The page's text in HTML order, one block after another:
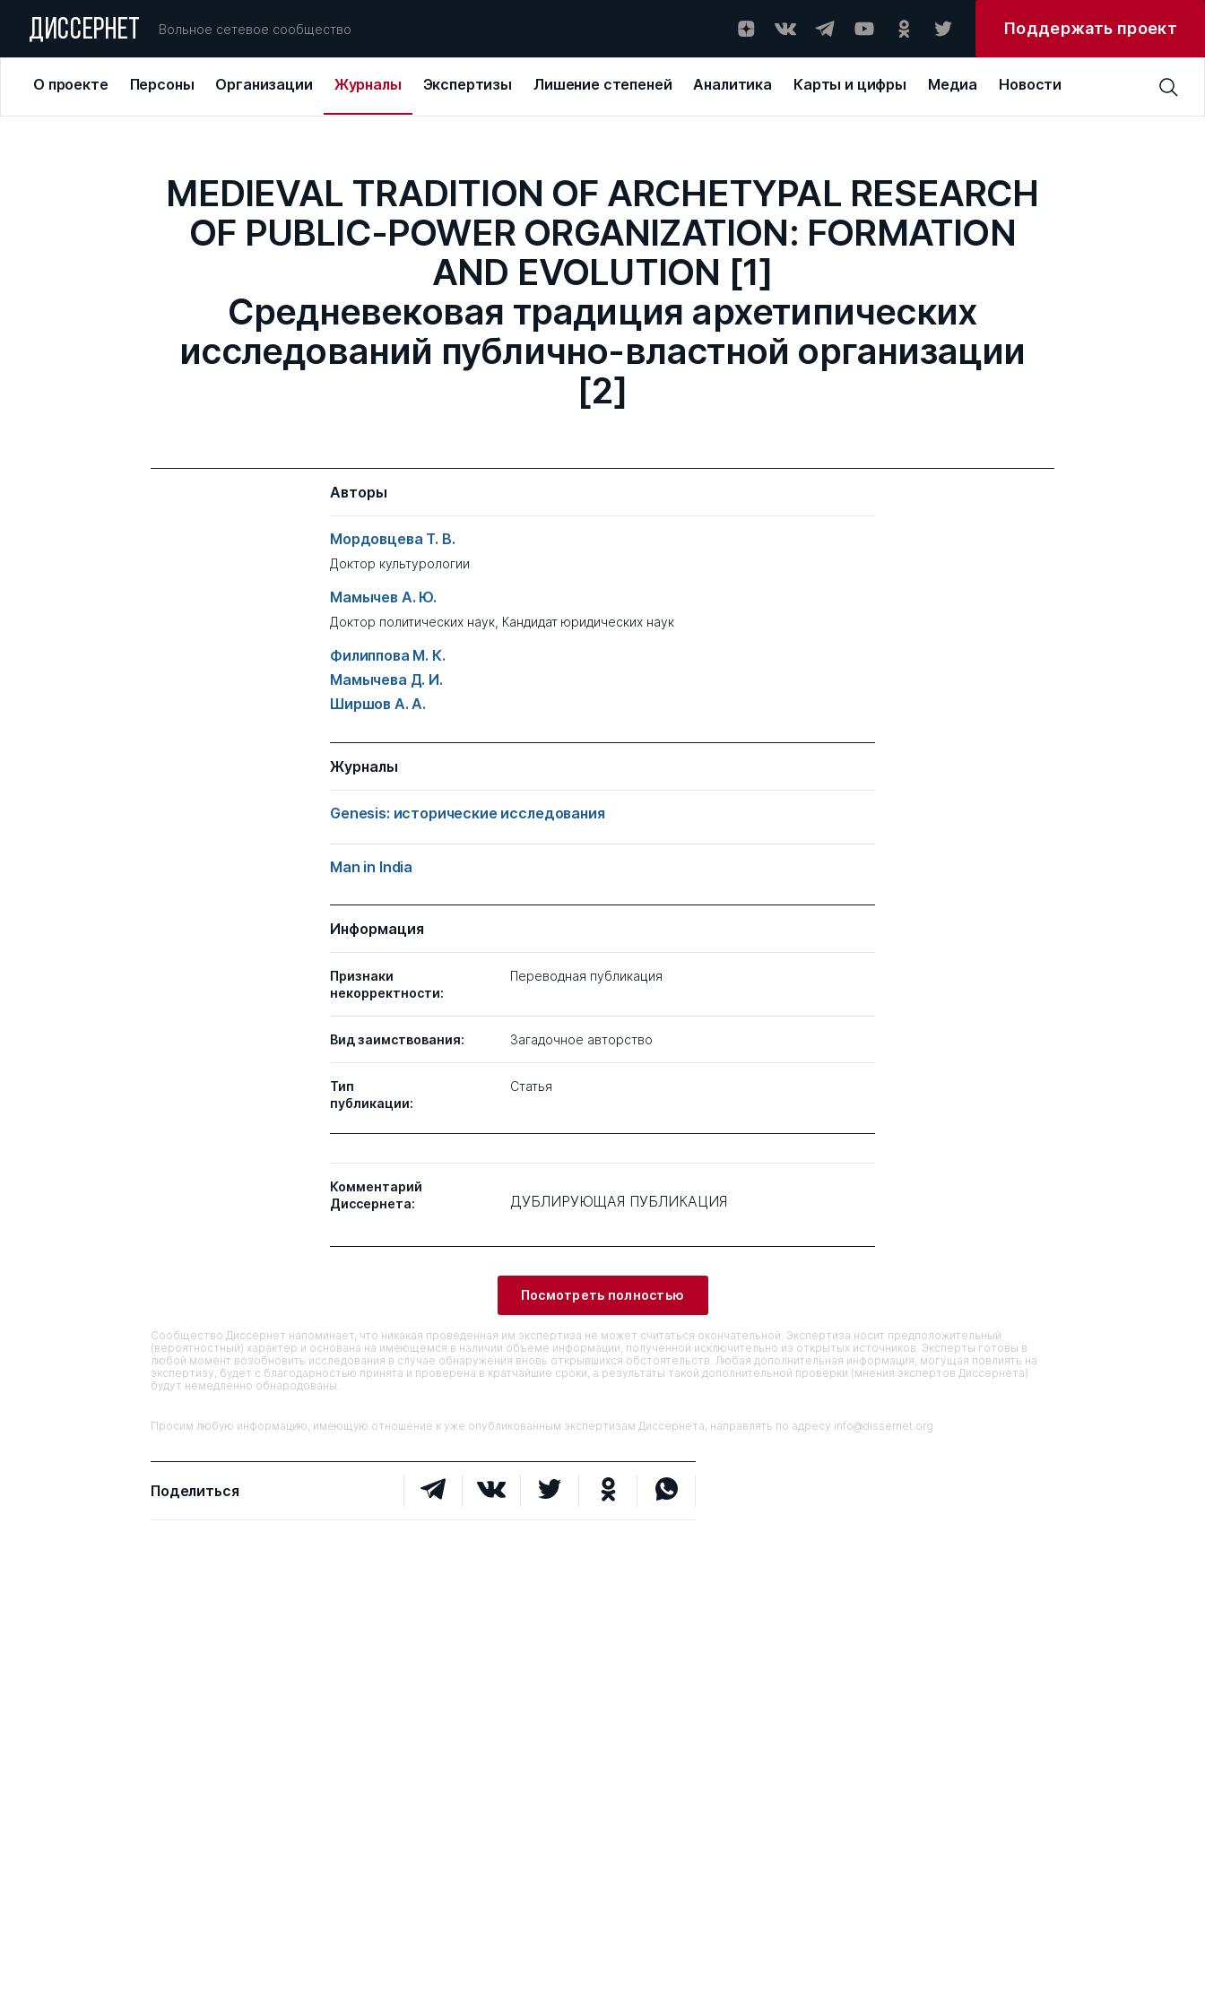
ДИССЕРНЕТ Вольное сетевое сообщество Поддержать проект
О проекте Персоны Организации Журналы Экспертизы Лишение степеней Аналитика Карты и цифры Медиа Новости
MEDIEVAL TRADITION OF ARCHETYPAL RESEARCH
OF PUBLIC-POWER ORGANIZATION: FORMATION
AND EVOLUTION [1]
Средневековая традиция архетипических
исследований публично-властной организации
[2]
Авторы
Мордовцева Т. В.
Доктор культурологии
Мамычев А. Ю.
Доктор политических наук Кандидат юридических наук
Филиппова М. К.
Мамычева Д. И.
Ширшов А. А.
Журналы
Genesis: исторические исследования
Man in India
Информация
Признаки
некорректности:
Переводная публикация
Вид заимствования: Загадочное авторство
Тип
публикации:
Статья
Комментарий
Диссернета:
ДУБЛИРУЮЩАЯ ПУБЛИКАЦИЯ
Посмотреть полностью
Сообщество Диссернет напоминает, что никакая проведенная им экспертиза не может считаться окончательной. Экспертиза носит предположительный
(вероятностный) характер и основана на имеющемся в наличии объеме информации, полученной исключительно из открытых источников. Эксперты готовы в
любой момент возобновить исследования в случае обнаружения вновь открывшихся обстоятельств. Любая дополнительная информация, могущая повлиять на
экспертизу, будет с благодарностью принята и проверена в кратчайшие сроки, а результаты такой дополнительной проверки (мнения экспертов Диссернета)
будут немедленно обнародованы.
Просим любую информацию, имеющую отношение к уже опубликованным экспертизам Диссернета, направлять по адресу info@dissernet.org
Поделиться